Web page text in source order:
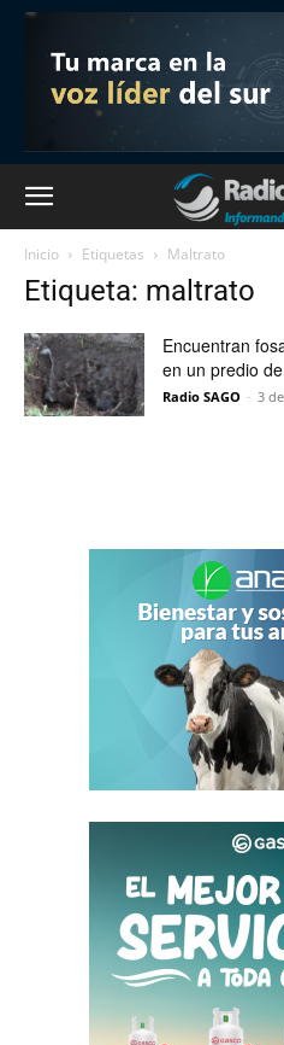
Inicio Etiquetas Maltrato
Etiqueta: maltrato
Encuentran
en un predio
Radio SAGO - 3